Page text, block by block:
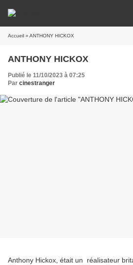
Accueil » ANTHONY HICKOX
ANTHONY HICKOX
Publié le 11/10/2023 à 07:25
Par cinestranger
Anthony Hickox, était un réalisateur